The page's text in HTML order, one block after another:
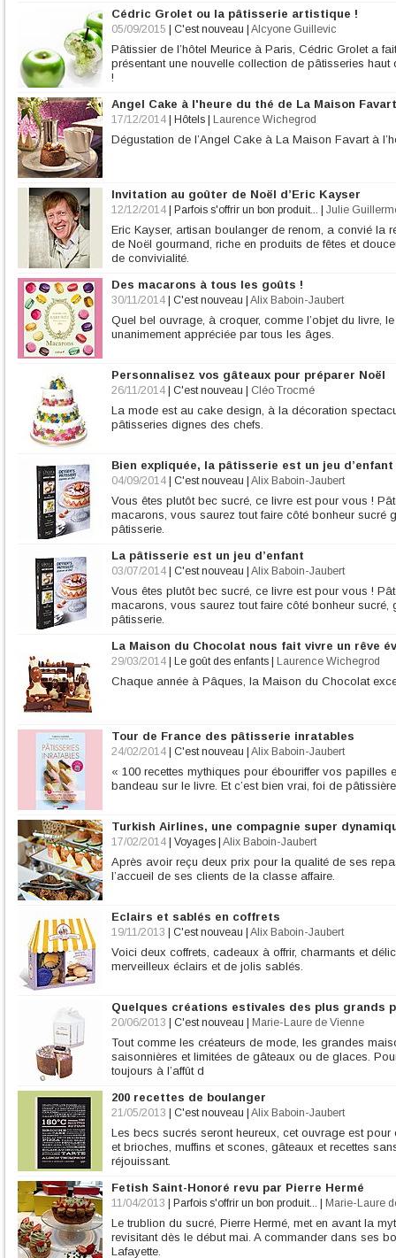
Cédric Grolet ou la pâtisserie artistique !
05/09/2015 C'est nouveau Alcyone Guillevic
Pâtissier de l’hôtel Meurice à Paris, Cédric Grolet a
présentant une nouvelle collection de pâtisseries
!
Angel Cake à l'heure du thé de La Maison Favart
17/12/2014 Hôtels Laurence Wichegrod
Dégustation de l’Angel Cake à La Maison Favart à
Invitation au goûter de Noël d’Eric Kayser
12/12/2014 Parfois s'offrir un bon produit... Julie
Eric Kayser, artisan boulanger de renom, a convié la
de Noël gourmand, riche en produits de fêtes et
de convivialité.
Des macarons à tous les goûts !
30/11/2014 C'est nouveau Alix Baboin-Jaubert
Quel bel ouvrage, à croquer, comme l’objet du livre,
unanimement appréciée par tous les âges.
Personnalisez vos gâteaux pour préparer Noël
26/11/2014 C'est nouveau Cléo Trocmé
La mode est au cake design, à la décoration
pâtisseries dignes des chefs.
Bien expliquée, la pâtisserie est un jeu d’enfant
04/09/2014 C'est nouveau Alix Baboin-Jaubert
Vous êtes plutôt bec sucré, ce livre est pour vous !
macarons, vous saurez tout faire côté bonheur sucré
pâtisserie.
La pâtisserie est un jeu d’enfant
03/07/2014 C'est nouveau Alix Baboin-Jaubert
Vous êtes plutôt bec sucré, ce livre est pour vous !
macarons, vous saurez tout faire côté bonheur sucré,
pâtisserie.
La Maison du Chocolat nous fait vivre un rêve
29/03/2014 Le goût des enfants Laurence Wichegrod
Chaque année à Pâques, la Maison du Chocolat
Tour de France des pâtisserie inratables
24/02/2014 C'est nouveau Alix Baboin-Jaubert
« 100 recettes mythiques pour ébouriffer vos papilles
bandeau sur le livre. Et c’est bien vrai, foi de
Turkish Airlines, une compagnie super
17/02/2014 Voyages Alix Baboin-Jaubert
Après avoir reçu deux prix pour la qualité de ses
l’accueil de ses clients de la classe affaire.
Eclairs et sablés en coffrets
19/11/2013 C'est nouveau Alix Baboin-Jaubert
Voici deux coffrets, cadeaux à offrir, charmants et
merveilleux éclairs et de jolis sablés.
Quelques créations estivales des plus grands
20/06/2013 C'est nouveau Marie-Laure de Vienne
Tout comme les créateurs de mode, les grandes
saisonnières et limitées de gâteaux ou de glaces.
toujours à l’affût d
200 recettes de boulanger
21/05/2013 C'est nouveau Alix Baboin-Jaubert
Les becs sucrés seront heureux, cet ouvrage est
et brioches, muffins et scones, gâteaux et recettes
réjouissant.
Fetish Saint-Honoré revu par Pierre Hermé
11/04/2013 Parfois s'offrir un bon produit... Marie-Laure
Le trublion du sucré, Pierre Hermé, met en avant la
revisitant dès le début mai. A commander dans ses
Lafayette.